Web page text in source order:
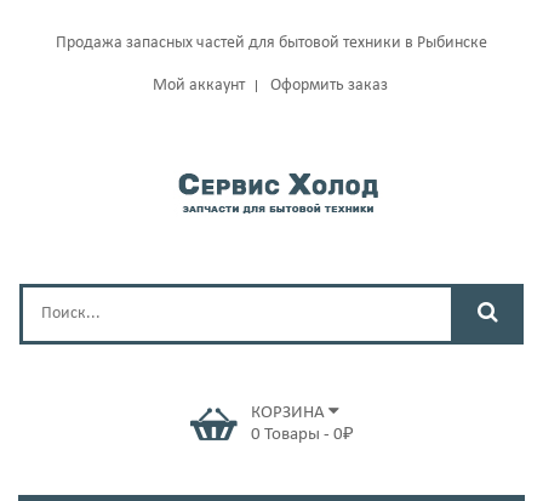
Продажа запасных частей для бытовой техники в Рыбинске
Мой аккаунт Оформить заказ
КОРЗИНА
0 Товары - 0₽